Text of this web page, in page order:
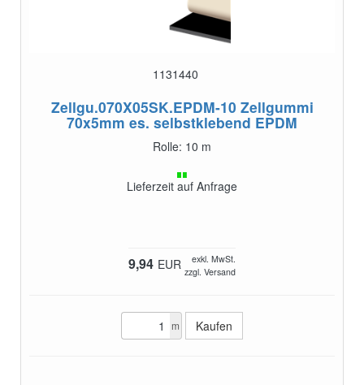
1131440
Zellgu.070X05SK.EPDM-10 Zellgummi
70x5mm es. selbstklebend EPDM
Rolle: 10 m
Lieferzeit auf Anfrage
9,94 EUR
exkl. MwSt.
zzgl. Versand
m